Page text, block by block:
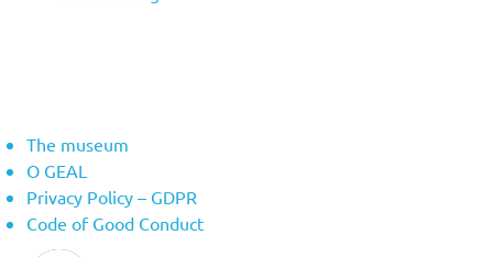
The museum
O GEAL
Privacy Policy – ​​GDPR
Code of Good Conduct